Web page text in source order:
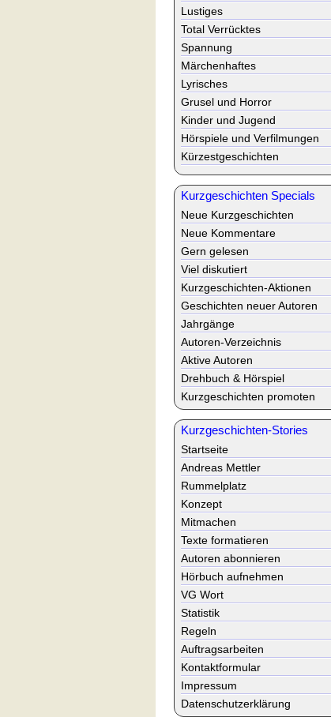
Lustiges
Total Verrücktes
Spannung
Märchenhaftes
Lyrisches
Grusel und Horror
Kinder und Jugend
Hörspiele und Verfilmungen
Kürzestgeschichten
Kurzgeschichten Specials
Neue Kurzgeschichten
Neue Kommentare
Gern gelesen
Viel diskutiert
Kurzgeschichten-Aktionen
Geschichten neuer Autoren
Jahrgänge
Autoren-Verzeichnis
Aktive Autoren
Drehbuch & Hörspiel
Kurzgeschichten promoten
Kurzgeschichten-Stories
Startseite
Andreas Mettler
Rummelplatz
Konzept
Mitmachen
Texte formatieren
Autoren abonnieren
Hörbuch aufnehmen
VG Wort
Statistik
Regeln
Auftragsarbeiten
Kontaktformular
Impressum
Datenschutzerklärung